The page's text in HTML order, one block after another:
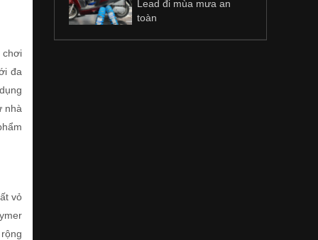
chơi
đa
nhà
vỏ
Lead đi mùa mưa an
toàn